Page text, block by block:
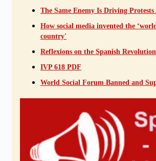
The Same Enemy Is Driving Protests
How social media invented the
country'
Reflexions on the Spanish
IVP 618 PDF
World Social Forum Banned and